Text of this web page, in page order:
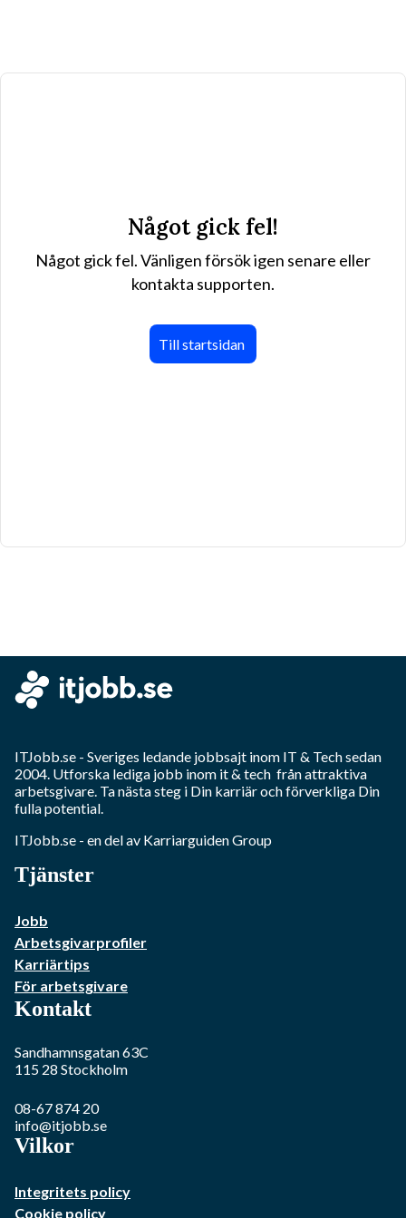
Något gick fel!
Något gick fel. Vänligen försök igen senare eller
kontakta supporten.
Till startsidan
ITJobb.se - Sveriges ledande jobbsajt inom IT & Techsedan
2004. Utforska lediga jobb inom it & tech från attraktiva
arbetsgivare. Ta nästa steg i Din karriär och förverkliga Din
fulla potential.
ITJobb.se - en del av Karriarguiden Group
Tjänster
Jobb
Arbetsgivarprofiler
Karriärtips
För arbetsgivare
Kontakt
Sandhamnsgatan 63C
115 28 Stockholm
08-67 874 20
info@itjobb.se
Vilkor
Integritets policy
Cookie policy